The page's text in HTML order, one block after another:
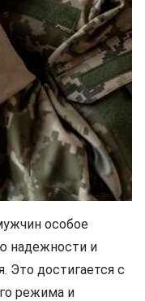
особое
надежности и
Это достигается с
режима и